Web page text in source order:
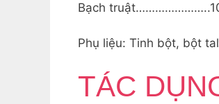
Bạch
Phụ liệu: Tinh bột, bột
TÁC